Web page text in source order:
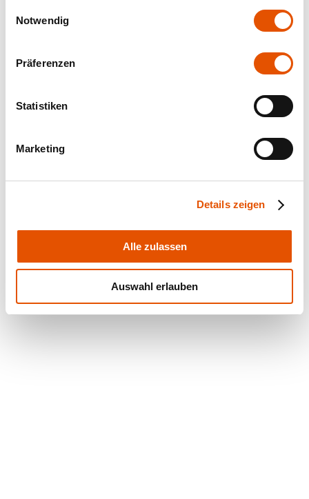
Notwendig
Präferenzen
Statistiken
Marketing
Details zeigen
Alle zulassen
Auswahl erlauben